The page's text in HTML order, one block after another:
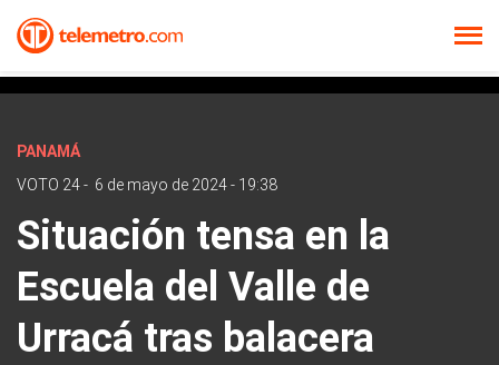
PANAMÁ
VOTO 24- 6 de mayo de 2024 - 19:38
Situación tensa en la
Escuela del Valle de
Urracá tras balacera